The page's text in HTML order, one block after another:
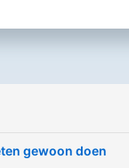
gewoon doen